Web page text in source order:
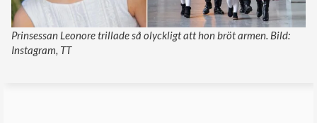
Prinsessan Leonore trillade så olyckligt att hon bröt armen. Bild:
Instagram, TT